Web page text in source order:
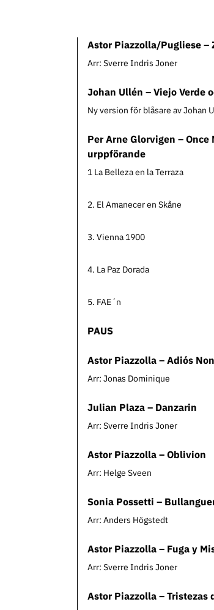
Astor Piazzolla/Pugliese –
Arr: Sverre Indris Joner
Johan Ullén – Viejo Verde
Ny version för blåsare av Johan
Per Arne Glorvigen –
urppförande
1 La Belleza en la Terraza
2. El Amanecer en Skåne
3. Vienna 1900
4. La Paz Dorada
5. FAE´n
PAUS
Astor Piazzolla – Adiós
Arr: Jonas Dominique
Julian Plaza – Danzarin
Arr: Sverre Indris Joner
Astor Piazzolla – Oblivion
Arr: Helge Sveen
Sonia Possetti –
Arr: Anders Högstedt
Astor Piazzolla – Fuga y
Arr: Sverre Indris Joner
Astor Piazzolla – Tristezas